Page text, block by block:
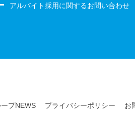
アルバイト採用に関するお問い合わせ
プNEWS プライバシーポリシー お